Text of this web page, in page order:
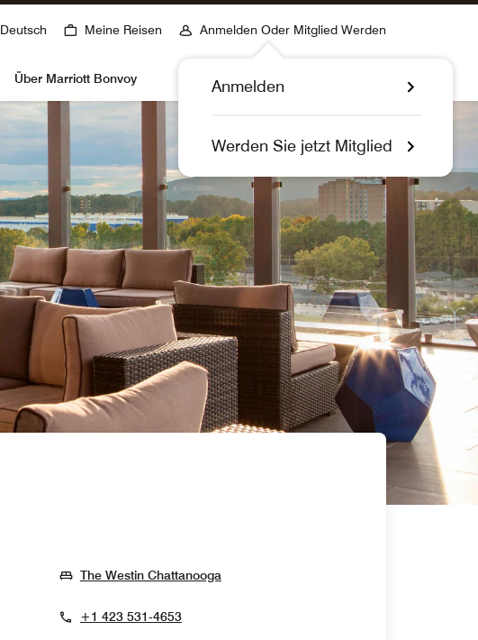
Deutsch Meine Reisen Anmelden Oder Mitglied Werden
Anmelden
Werden Sie jetzt Mitglied
Über Marriott Bonvoy
The Westin ChattanoogaOpens In New Window
+1 423 531-4653